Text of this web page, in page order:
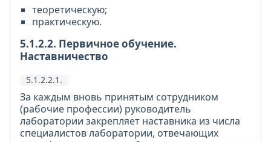
теоретическую;
практическую.
5.1.2.2. Первичное обучение.
Наставничество
5.1.2.2.1.
За каждым вновь принятым сотрудником
(рабочие профессии) руководитель
лаборатории закрепляет наставника из числа
специалистов лаборатории, отвечающих